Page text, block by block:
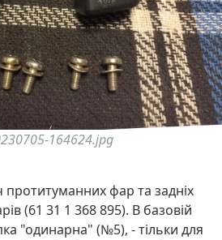
164624.jpg
фар та задніх
(61 31 1 368 895). В базовій
"одинарна" (№5), - тільки для